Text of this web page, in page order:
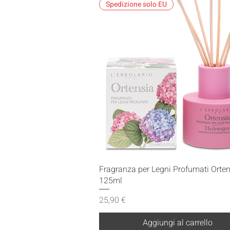
Vista rapida
Spedizione solo EU
Fragranza per Legni Profumati
125ml
Prezzo
25,90 €
Aggiungi al carrello